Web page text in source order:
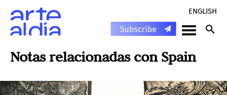
ENGLISH
Notas relacionadas con Spain